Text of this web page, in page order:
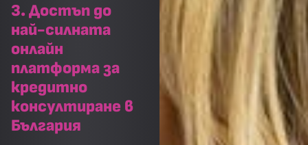
3. Достъп до
най-силната
онлайн
платформа за
кредитно
консултиране в
България